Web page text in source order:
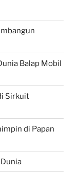
Balap Mobil
Sirkuit
di Papan